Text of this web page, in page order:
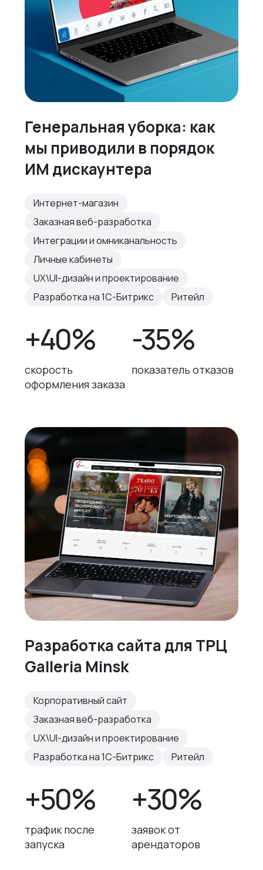
Генеральная уборка: как
мы приводили в порядок
ИМ дискаунтера
Интернет-магазин
Заказная веб-разработка
Интеграции и омниканальность
Личные кабинеты
UX\UI-дизайн и проектирование
Разработка на 1С-Битрикс
Ритейл
+40%
скорость
оформления заказа
-35%
показатель отказов
Разработка сайта для ТРЦ
Galleria Minsk
Корпоративный сайт
Заказная веб-разработка
UX\UI-дизайн и проектирование
Разработка на 1С-Битрикс
Ритейл
+50%
трафик после
запуска
+30%
заявок от
арендаторов